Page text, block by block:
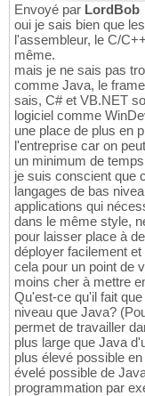
Envoyé par LordBob
oui je sais bien que
l'assembleur, le C/
même.
mais je ne sais pas
comme Java, le
sais, C# et VB.NET
logiciel comme
une place de plus en
l'entreprise car on
un minimum de
je suis conscient que
langages de bas
applications qui
dans le même style,
pour laisser place à
déployer facilement
cela pour un point de
moins cher à mettre
Qu'est-ce qu'il fait
niveau que Java?
permet de travailler
plus large que Java
plus élevé possible
évelé possible de
programmation par